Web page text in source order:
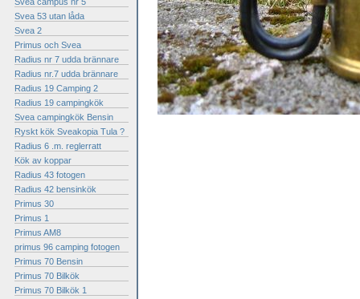
Svea 53 utan låda
Svea 2
Primus och Svea
Radius nr 7 udda brännare
Radius nr.7 udda brännare
Radius 19 Camping 2
Radius 19 campingkök
Svea campingkök Bensin
Ryskt kök Sveakopia Tula ?
Radius 6 .m. reglerratt
Kök av koppar
Radius 43 fotogen
Radius 42 bensinkök
Primus 30
Primus 1
Primus AM8
primus 96 camping fotogen
Primus 70 Bensin
Primus 70 Bilkök
Primus 70 Bilkök 1